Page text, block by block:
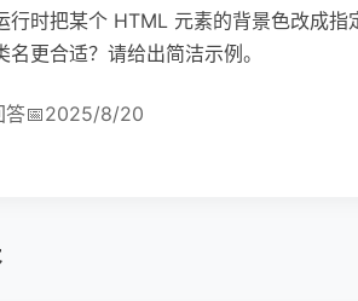
行时把某个 HTML 元素的背景色改成
名更合适？请给出简洁示例。
答📅2025/8/20